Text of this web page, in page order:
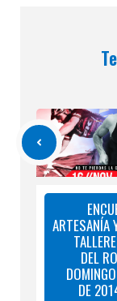
ARTESANÍA
DEL
DE